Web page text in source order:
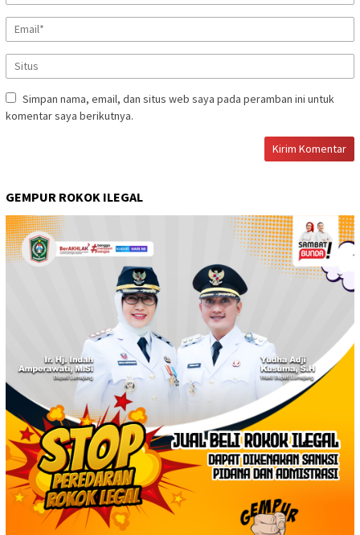
Simpan nama, email, dan situs web saya pada peramban ini untuk
komentar saya berikutnya.
GEMPUR ROKOK ILEGAL